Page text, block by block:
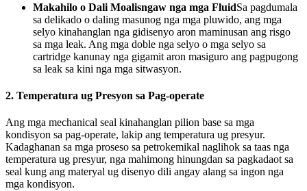
Makahilo o Dali Moalisngaw nga mga FluidSa pagdumala
sa delikado o daling masunog nga mga pluwido, ang mga
selyo kinahanglan nga gidisenyo aron maminusan ang risgo
sa mga leak. Ang mga doble nga selyo o mga selyo sa
cartridge kanunay nga gigamit aron masiguro ang pagpugong
sa leak sa kini nga mga sitwasyon.
2. Temperatura ug Presyon sa Pag-operate
Ang mga mechanical seal kinahanglan pilion base sa mga
kondisyon sa pag-operate, lakip ang temperatura ug presyur.
Kadaghanan sa mga proseso sa petrokemikal naglihok sa taas nga
temperatura ug presyur, nga mahimong hinungdan sa pagkadaot sa
seal kung ang materyal ug disenyo dili angay alang sa ingon nga
mga kondisyon.